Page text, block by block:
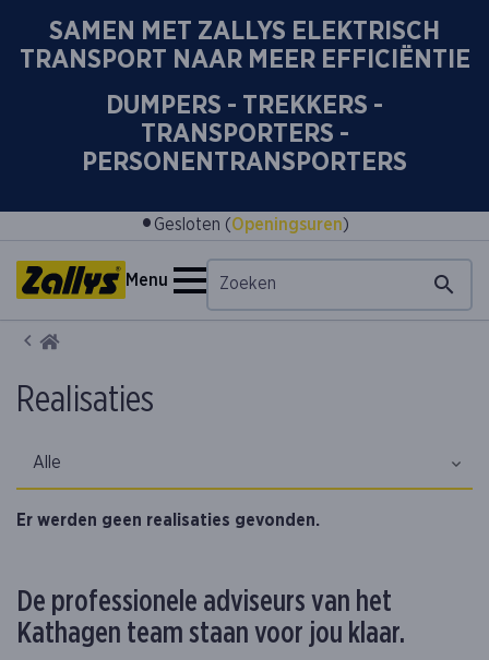
SAMEN MET ZALLYS ELEKTRISCH
TRANSPORT NAAR MEER EFFICIËNTIE
DUMPERS - TREKKERS -
TRANSPORTERS -
PERSONENTRANSPORTERS
• Gesloten (Openingsuren)
Menu
Home
Realisaties
Alle
Er werden geen realisaties gevonden.
De professionele adviseurs van het
Kathagen team staan voor jou klaar.